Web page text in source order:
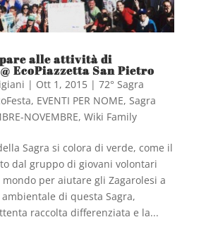
alle attività di
EcoPiazzetta San Pietro
| Ott 1, 2015| 72° Sagra
, EVENTI PER NOME, Sagra
NOVEMBRE, Wiki Family
Sagra si colora di verde, come il
dal gruppo di giovani volontari
per aiutare gli Zagarolesi a
di questa Sagra,
raccolta differenziata e la...